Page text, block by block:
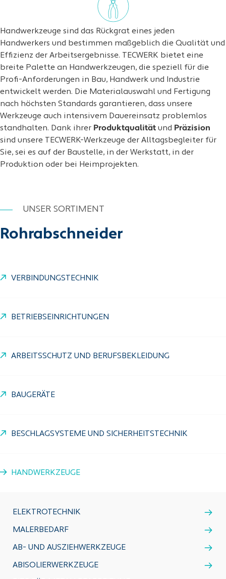
Handwerkzeuge sind das Rückgrat eines jeden
Handwerkers und bestimmen maßgeblich die Qualität und
Effizienz der Arbeitsergebnisse. TECWERK bietet eine
breite Palette an Handwerkzeugen, die speziell für die
Profi-Anforderungen in Bau, Handwerk und Industrie
entwickelt werden. Die Materialauswahl und Fertigung
nach höchsten Standards garantieren, dass unsere
Werkzeuge auch intensivem Dauereinsatz problemlos
standhalten. Dank ihrer Produktqualität und Präzision
sind unsere TECWERK-Werkzeuge der Alltagsbegleiter für
Sie, sei es auf der Baustelle, in der Werkstatt, in der
Produktion oder bei Heimprojekten.
UNSER SORTIMENT
Rohrabschneider
VERBINDUNGSTECHNIK
BETRIEBSEINRICHTUNGEN
ARBEITSSCHUTZ UND BERUFSBEKLEIDUNG
BAUGERÄTE
BESCHLAGSYSTEME UND SICHERHEITSTECHNIK
HANDWERKZEUGE
ELEKTROTECHNIK
MALERBEDARF
AB- UND AUSZIEHWERKZEUGE
ABISOLIERWERKZEUGE